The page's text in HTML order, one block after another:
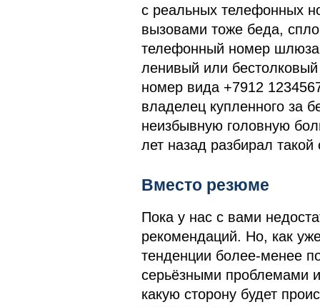
с реальных телефонных
вызовами тоже беда,
телефонный номер
ленивый или
номер вида +7912
владелец купленного за
неизбывную головную
лет назад разбирал
Вместо резюме
Пока у нас с вами
рекомендаций. Но, как
тенденции более-менее
серьёзными проблемами
какую сторону будет